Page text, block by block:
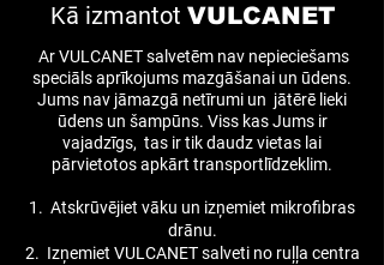
Kā izmantot VULCANET
Ar VULCANET salvetēm nav nepieciešams
speciāls aprīkojums mazgāšanai un ūdens.
Jums nav jāmazgā netīrumi un jātērē lieki
ūdens un šampūns. Viss kas Jums ir
vajadzīgs, tas ir tik daudz vietas lai
pārvietotos apkārt transportlīdzeklim.
1. Atskrūvējiet vāku un izņemiet mikrofibras
drānu.
2. Izņemiet VULCANET salveti no ruļļa centra